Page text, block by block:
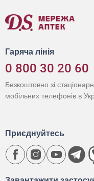
Гаряча лінія
0 800 30 20 60
Безкоштовно зі
мобільних телефонів в
Приєднуйтесь